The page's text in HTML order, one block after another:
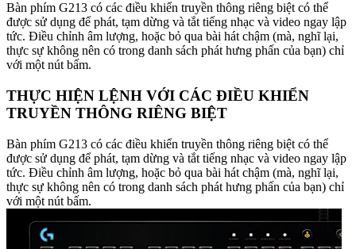
Bàn phím G213 có các điều khiển truyền thông riêng biệt có thể
được sử dụng để phát, tạm dừng và tắt tiếng nhạc và video ngay lập
tức. Điều chỉnh âm lượng, hoặc bỏ qua bài hát chậm (mà, nghĩ lại,
thực sự không nên có trong danh sách phát hưng phấn của bạn) chỉ
với một nút bấm.
THỰC HIỆN LỆNH VỚI CÁC ĐIỀU KHIỂN
TRUYỀN THÔNG RIÊNG BIỆT
Bàn phím G213 có các điều khiển truyền thông riêng biệt có thể
được sử dụng để phát, tạm dừng và tắt tiếng nhạc và video ngay lập
tức. Điều chỉnh âm lượng, hoặc bỏ qua bài hát chậm (mà, nghĩ lại,
thực sự không nên có trong danh sách phát hưng phấn của bạn) chỉ
với một nút bấm.